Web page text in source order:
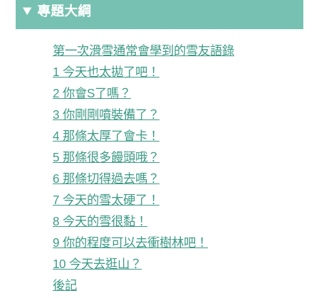
專題大綱
第一次滑雪通常會學到的雪友語錄
1 今天也太拋了吧！
2 你會S了嗎？
3 你剛剛噴裝備了？
4 那條太厚了會卡！
5 那條很多饅頭哦？
6 那條切得過去嗎？
7 今天的雪太硬了！
8 今天的雪很黏！
9 你的程度可以去衝樹林吧！
10 今天去逛山？
後記